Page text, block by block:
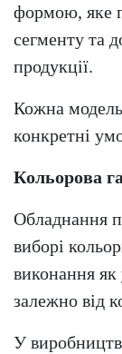
формою, яке
сегменту та
продукції.
Кожна
конкретні
Кольорова
Обладнання
виборі
виконання як
залежно від
У